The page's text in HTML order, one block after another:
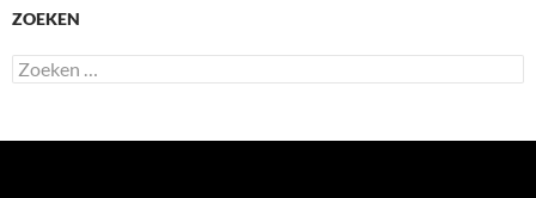
ZOEKEN
Zoeken
naar: